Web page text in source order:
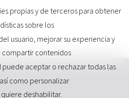
propias y de terceros para obtener
sobre los
usuario, mejorar su experiencia y
contenidos
puede aceptar o rechazar todas las
como personalizar
deshabilitar.